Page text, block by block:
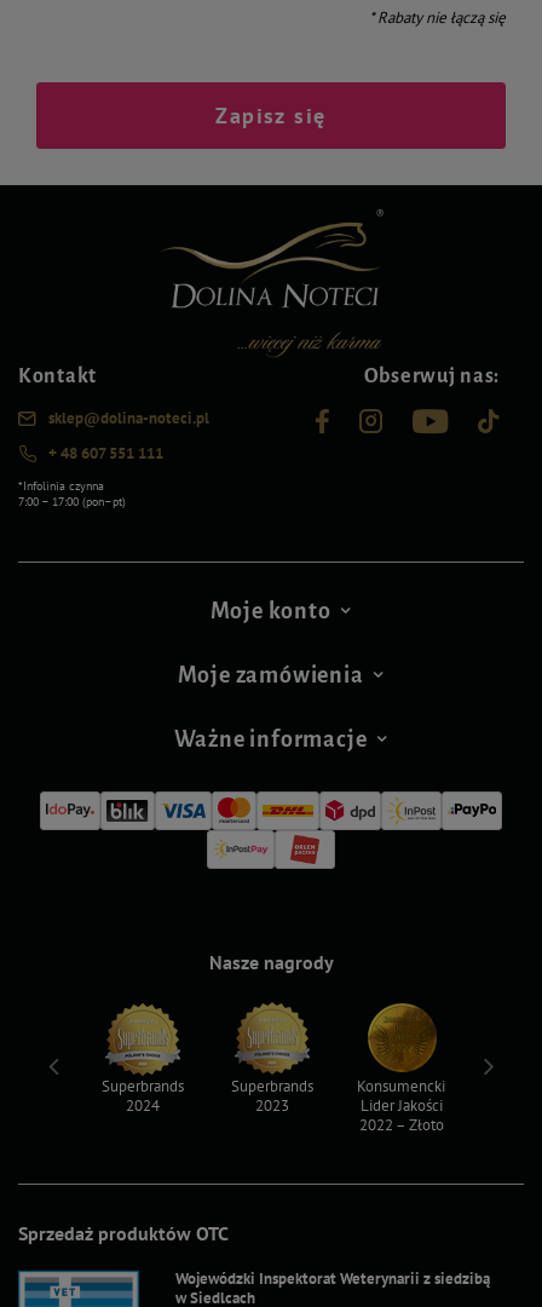
* Rabaty nie łączą się
Zapisz się
Kontakt
sklep@dolina-noteci.pl
+ 48 607 551 111
*Infolinia czynna
7:00 – 17:00 (pon–pt)
Obserwuj nas:
Moje konto
Moje zamówienia
Ważne informacje
Sprzedaż produktów OTC
Wojewódzki Inspektorat Weterynarii z siedzibą
w Siedlcach
Nasze nagrody
Superbrands
2024
Superbrands
2023
Konsumencki
Lider Jakości
2022 – Złoto